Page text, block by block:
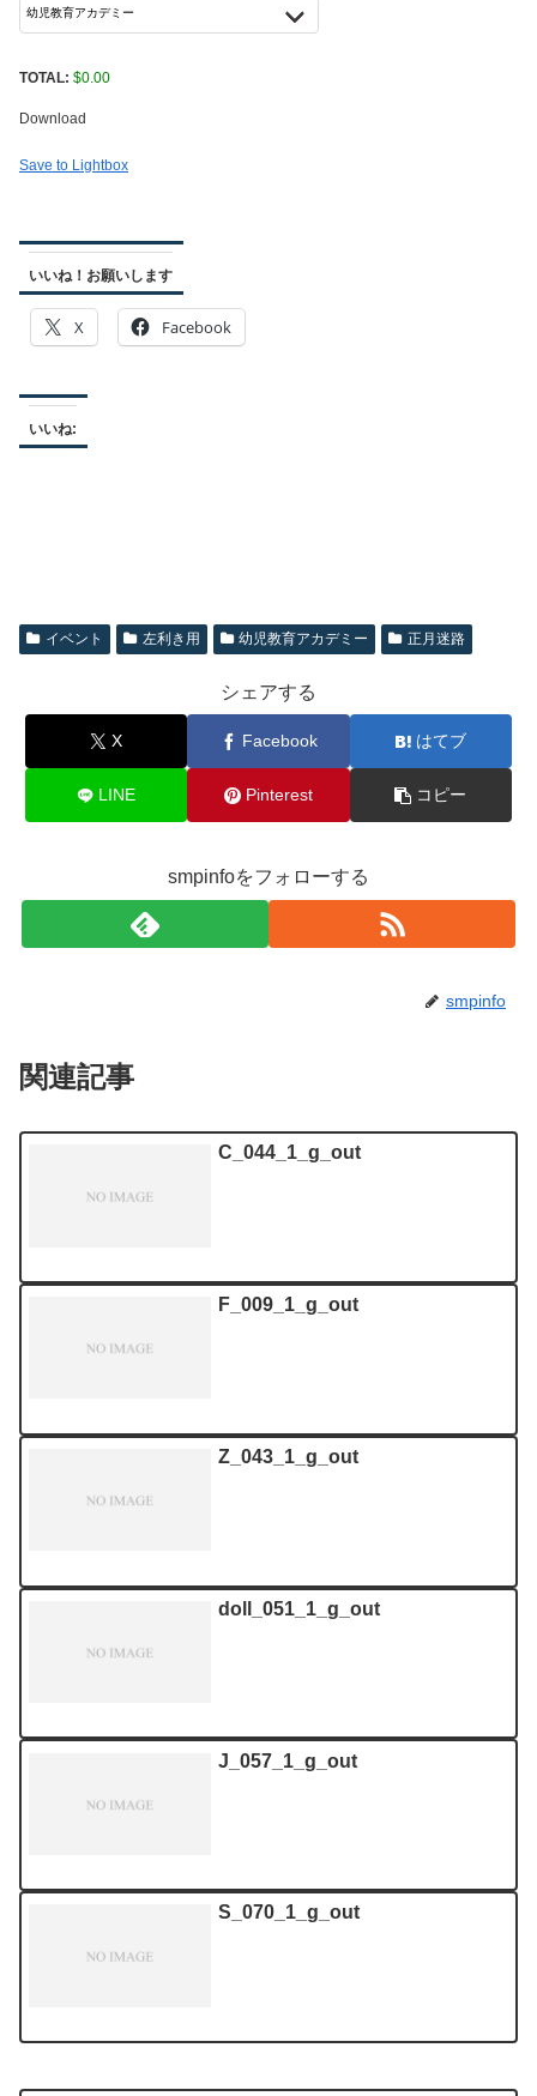
TOTAL: $0.00
Download
Save to Lightbox
いいね！お願いします
X Facebook
いいね:
イベント 左利き用 幼児教育アカデミー 正月迷路
シェアする
X Facebook はてブ
LINE Pinterest コピー
smpinfoをフォローする
smpinfo
関連記事
C_044_1_g_out
F_009_1_g_out
Z_043_1_g_out
doll_051_1_g_out
J_057_1_g_out
S_070_1_g_out